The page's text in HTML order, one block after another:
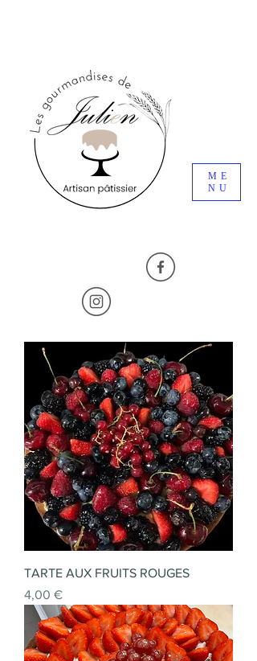
ME
NU
TARTE AUX FRUITS ROUGES
Prix
4,00 €